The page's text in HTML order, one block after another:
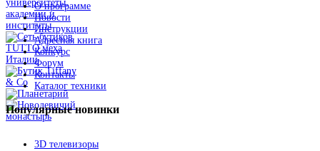
О программе
Новости
Инструкции
Адресная книга
Конкурс
Форум
Контакты
Каталог техники
Популярныеновинки
3D телевизоры